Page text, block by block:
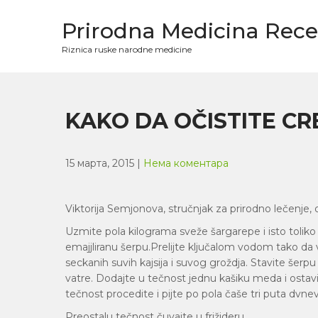
Prirodna Medicina
Riznica ruske narodne medicine
KAKO DA OČISTITE
15 марта, 2015 | Нема коментара
Viktorija Semjonova, stručnjak za prirodno lečenje,
Uzmite pola kilograma sveže šargarepe i isto
emajjliranu šerpu.Prelijte ključalom vodom tako
seckanih suvih kajsija i suvog groždja. Stavite
vatre. Dodajte u tečnost jednu kašiku meda i
tečnost procedite i pijte po pola čaše tri puta